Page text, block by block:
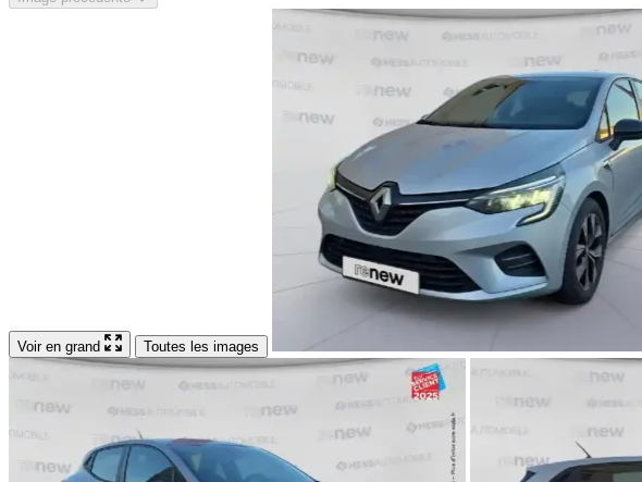
Voir en grand Toutes les images